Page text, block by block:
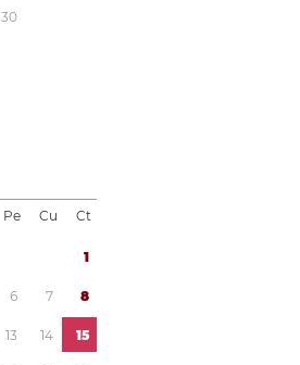
30
Pe Cu Ct
1
6 7 8
13 14 15